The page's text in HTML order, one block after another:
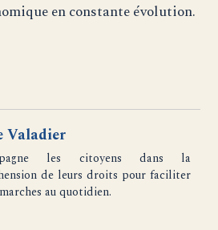
en constante évolution.
Valadier
les citoyens dans la
de leurs droits pour faciliter
au quotidien.